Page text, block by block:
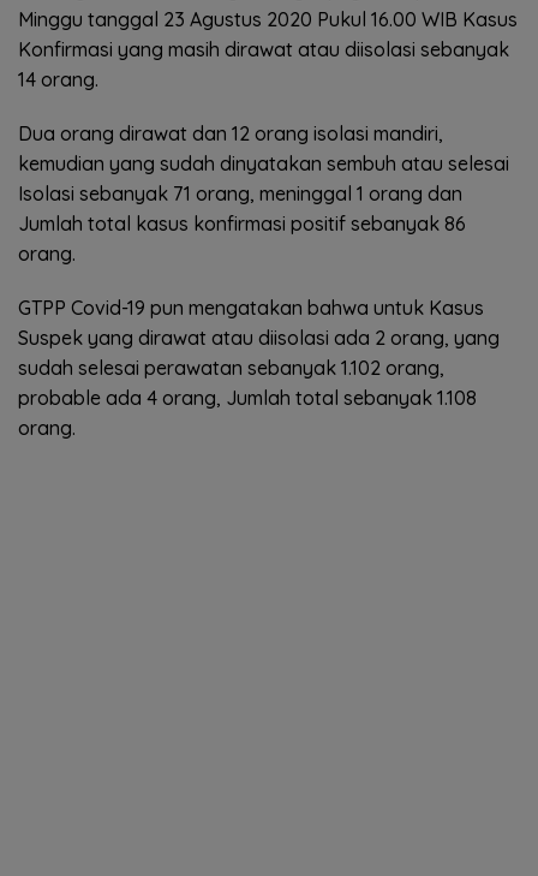
Minggu tanggal 23 Agustus 2020 Pukul 16.00 WIB Kasus
Konfirmasi yang masih dirawat atau diisolasi sebanyak
14 orang.
Dua orang dirawat dan 12 orang isolasi mandiri,
kemudian yang sudah dinyatakan sembuh atau selesai
Isolasi sebanyak 71 orang, meninggal 1 orang dan
Jumlah total kasus konfirmasi positif sebanyak 86
orang.
GTPP Covid-19 pun mengatakan bahwa untuk Kasus
Suspek yang dirawat atau diisolasi ada 2 orang, yang
sudah selesai perawatan sebanyak 1.102 orang,
probable ada 4 orang, Jumlah total sebanyak 1.108
orang.